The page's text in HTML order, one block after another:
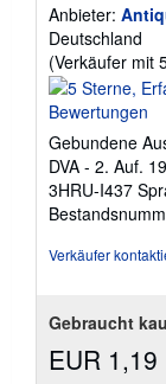
Anbieter:
Deutschland
(Verkäufer mit
Gebundene
DVA - 2. Auf.
3HRU-I437
Verkäufer
Gebraucht
EUR 1,19